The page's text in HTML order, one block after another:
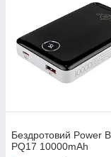
Бездротовий Рower
PQ17 10000mAh